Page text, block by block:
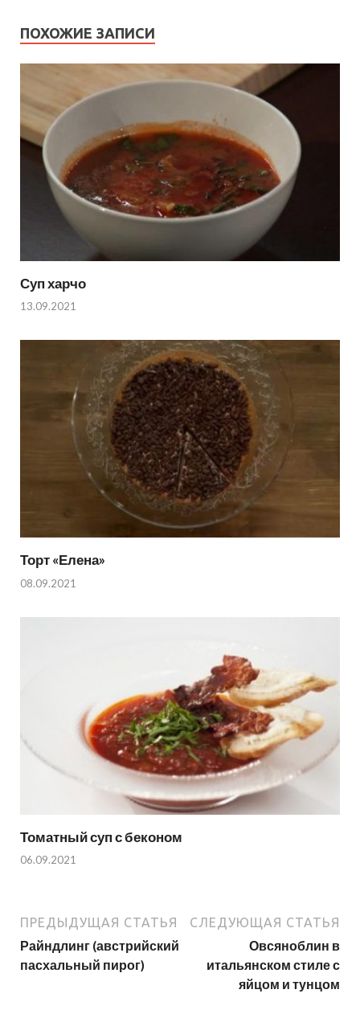
ПОХОЖИЕ ЗАПИСИ
Суп харчо
13.09.2021
Торт «Елена»
08.09.2021
Томатный суп с беконом
06.09.2021
ПРЕДЫДУЩАЯ СТАТЬЯ
Райндлинг (австрийский
пасхальный пирог)
СЛЕДУЮЩАЯ СТАТЬЯ
Овсяноблин в
итальянском стиле с
яйцом и тунцом